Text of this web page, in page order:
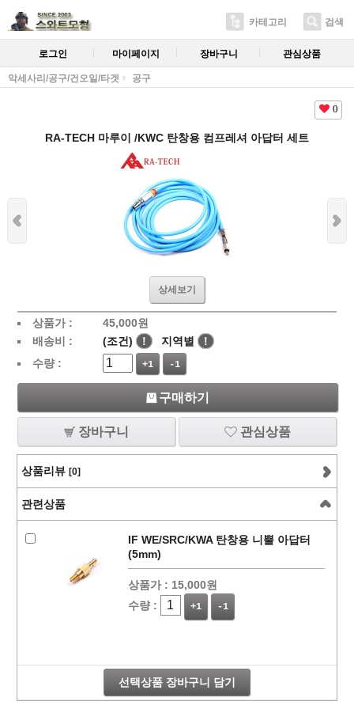
카테고리 검색
로그인 마이페이지 장바구니 관심상품
악세사리/공구/건오일/타겟 공구
0
RA-TECH 마루이 /KWC 탄창용 컴프레셔 아답터 세트
상세보기
상품가 : 45,000원
배송비 :
(조건) ! 지역별
!
수량 :
+1 -1
구매하기
장바구니 관심상품
상품리뷰 [0]
관련상품
IF WE/SRC/KWA 탄창용 니뿔 아답터
(5mm)
상품가 : 15,000원
수량 :
+1 -1
선택상품 장바구니 담기